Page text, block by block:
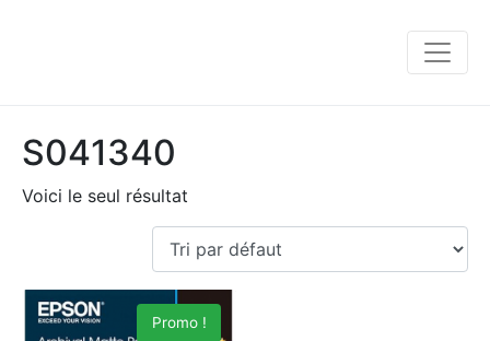
S041340
Voici le seul résultat
Promo !